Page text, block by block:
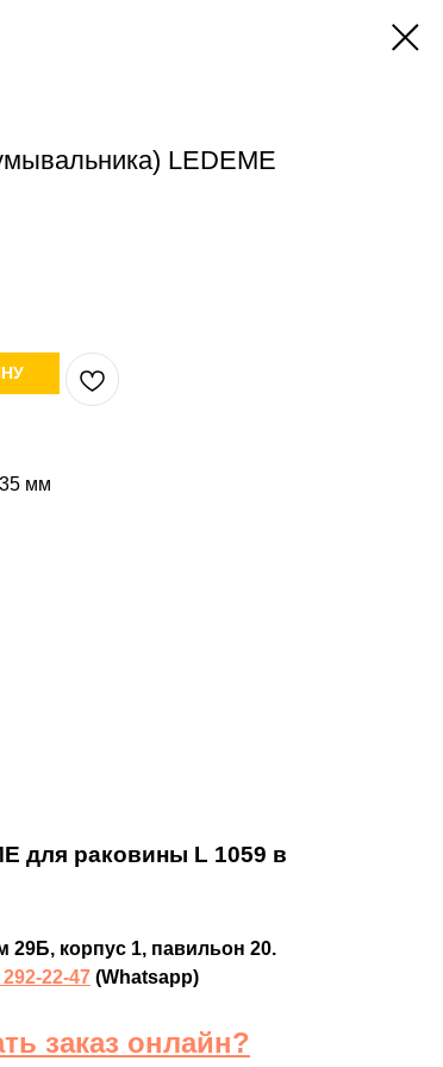
LEDEME
мм
для раковины L 1059 в
29Б, корпус 1, павильон 20.
22-47 (Whatsapp)
заказ онлайн?